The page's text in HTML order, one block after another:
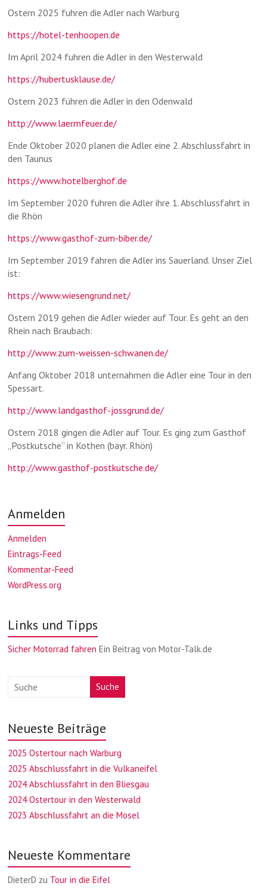
Ostern 2025 fuhren die Adler nach Warburg
https://hotel-tenhoopen.de
Im April 2024 fuhren die Adler in den Westerwald
https://hubertusklause.de/
Ostern 2023 führen die Adler in den Odenwald
http://www.laermfeuer.de/
Ende Oktober 2020 planen die Adler eine 2. Abschlussfahrt in
den Taunus
https://www.hotelberghof.de
Im September 2020 fuhren die Adler ihre 1. Abschlussfahrt in
die Rhön
https://www.gasthof-zum-biber.de/
Im September 2019 fahren die Adler ins Sauerland. Unser Ziel
ist:
https://www.wiesengrund.net/
Ostern 2019 gehen die Adler wieder auf Tour. Es geht an den
Rhein nach Braubach:
http://www.zum-weissen-schwanen.de/
Anfang Oktober 2018 unternahmen die Adler eine Tour in den
Spessart.
http://www.landgasthof-jossgrund.de/
Ostern 2018 gingen die Adler auf Tour. Es ging zum Gasthof
„Postkutsche“ in Kothen (bayr. Rhön)
http://www.gasthof-postkutsche.de/
Anmelden
Anmelden
Eintrags-Feed
Kommentar-Feed
WordPress.org
Links und Tipps
Sicher Motorrad fahren Ein Beitrag von Motor-Talk.de
Suche
Neueste Beiträge
2025 Ostertour nach Warburg
2025 Abschlussfahrt in die Vulkaneifel
2024 Abschlussfahrt in den Bliesgau
2024 Ostertour in den Westerwald
2023 Abschlussfahrt an die Mosel
Neueste Kommentare
DieterD zu Tour in die Eifel